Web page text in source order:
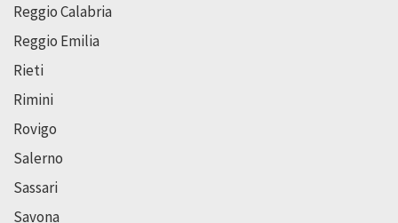
Reggio Calabria
Reggio Emilia
Rieti
Rimini
Rovigo
Salerno
Sassari
Savona